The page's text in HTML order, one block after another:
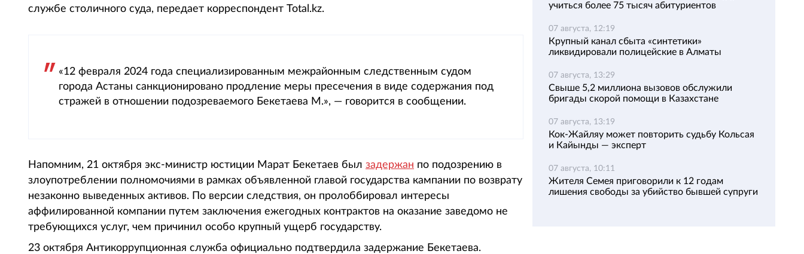
службе столичного суда, передает корреспондент Total.kz.
«12 февраля 2024 года специализированным межрайонным следственным судом
города Астаны санкционировано продление меры пресечения в виде содержания под
стражей в отношении подозреваемого Бекетаева М.», — говорится в сообщении.
Напомним, 21 октября экс-министр юстиции Марат Бекетаев был задержан по подозрению в
злоупотреблении полномочиями в рамках объявленной главой государства кампании по возврату
незаконно выведенных активов. По версии следствия, он пролоббировал интересы
аффилированной компании путем заключения ежегодных контрактов на оказание заведомо не
требующихся услуг, чем причинил особо крупный ущерб государству.
23 октября Антикоррупционная служба официально подтвердила задержание Бекетаева.
учиться более 75 тысяч абитуриентов
07 августа, 12:19
Крупный канал сбыта «синтетики»
ликвидировали полицейские в Алматы
07 августа, 13:29
Свыше 5,2 миллиона вызовов обслужили
бригады скорой помощи в Казахстане
07 августа, 13:19
Кок-Жайляу может повторить судьбу Кольсая
и Кайынды — эксперт
07 августа, 10:11
Жителя Семея приговорили к 12 годам
лишения свободы за убийство бывшей супруги